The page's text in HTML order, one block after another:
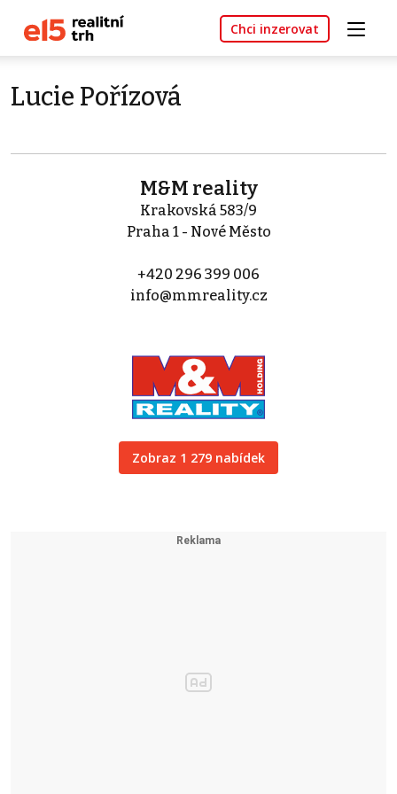
Chci inzerovat
Lucie Pořízová
M&M reality
Krakovská 583/9
Praha 1 - Nové Město
+420 296 399 006
info@mmreality.cz
Zobraz 1 279 nabídek